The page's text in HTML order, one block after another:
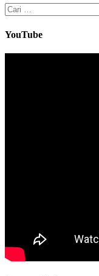
Cari
untuk:
YouTube